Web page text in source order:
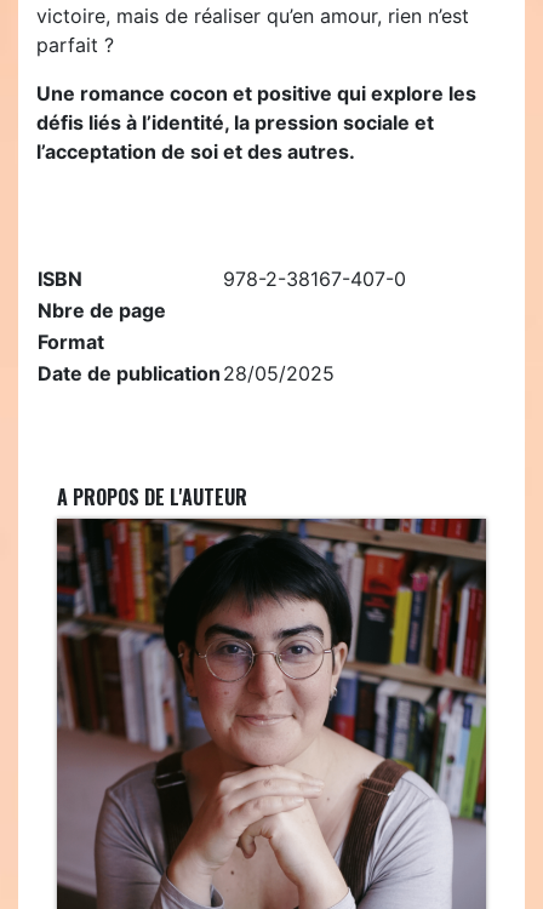
victoire, mais de réaliser qu’en amour, rien n’est
parfait ?
Une romance cocon et positive qui explore les
défis liés à l’identité, la pression sociale et
l’acceptation de soi et des autres.
ISBN
978-2-38167-407-0
Nbre de page
Format
Date de publication 28/05/2025
A PROPOS DE L'AUTEUR